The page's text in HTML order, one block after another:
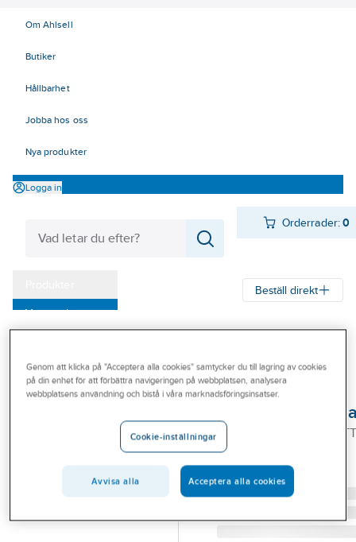
Om Ahlsell
Butiker
Hållbarhet
Jobba hos oss
Nya produkter
Logga in
Orderrader:0
Varumärken
Outlet
Branscher
Beställ direkt
SPILLIFY
LARGE 61
Artikelnummer:
Lev. artikelnr: 560013
Genom att klicka på "Acceptera alla cookies" samtycker du till lagring av cookies
på din enhet för att förbättra navigeringen på webbplatsen, analysera
webbplatsens användning och bistå i våra marknadsföringsinsatser.
Cookie-inställningar
Avvisa alla Acceptera alla cookies